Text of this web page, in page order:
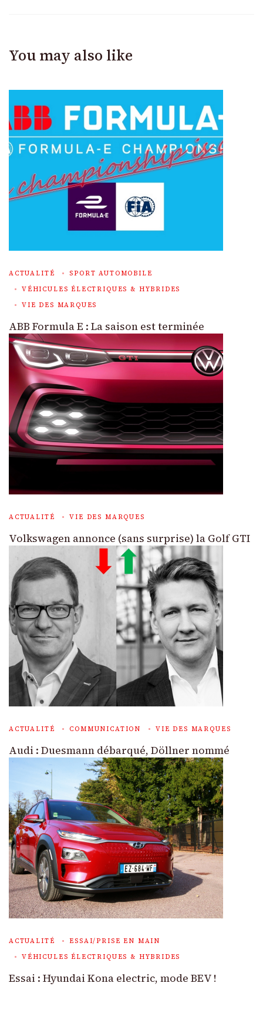
You may also like
ACTUALITÉ
SPORT AUTOMOBILE
VÉHICULES ÉLECTRIQUES & HYBRIDES
VIE DES MARQUES
ABB Formula E : La saison est terminée
ACTUALITÉ VIE DES MARQUES
Volkswagen annonce (sans surprise) la Golf GTI
ACTUALITÉ COMMUNICATION VIE DES MARQUES
Audi : Duesmann débarqué, Döllner nommé
ACTUALITÉ
ESSAI/PRISE EN MAIN
VÉHICULES ÉLECTRIQUES & HYBRIDES
Essai : Hyundai Kona electric, mode BEV !